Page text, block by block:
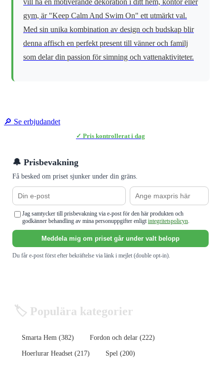
vill ha en motiverande dekoration i ditt hem, kontor eller
gym, är "Keep Calm And Swim On" ett utmärkt val.
Med sin unika kombination av design och budskap blir
denna affisch en perfekt present till vänner och familj
som delar din passion för simning och vattenaktiviteter.
🔎 Se erbjudandet
✓ Pris kontrollerat i dag
🔔 Prisbevakning
Få besked om priset sjunker under din gräns.
Jag samtycker till prisbevakning via e-post för den här produkten och
godkänner behandling av mina personuppgifter enligtintegritetspolicyn.
Meddela mig om priset går under valt belopp
Du får e-post först efter bekräftelse via länk i mejlet (double opt-in).
🏷️ Populära kategorier
Smarta Hem (382) Fordon och delar (222)
Hoerlurar Headset (217) Spel (200)